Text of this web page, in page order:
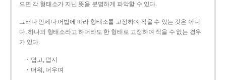
으면 각 형태소가 지닌 뜻을 분명하게 파악할 수 있다.
그러나 언제나 어법에 따라 형태소를 고정하여 적을 수 있는 것은 아니
다. 하나의 형태소라고 하더라도 한 형태로 고정하여 적을 수 없는 경우
가 있다.
덥고, 덥지
더워, 더우며